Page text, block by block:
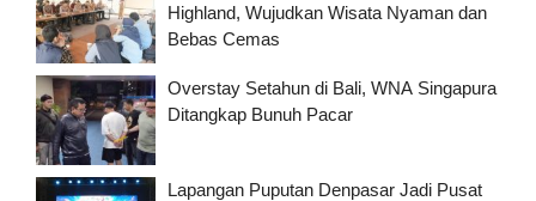
Highland, Wujudkan Wisata Nyaman dan
Bebas Cemas
Overstay Setahun di Bali, WNA Singapura
Ditangkap Bunuh Pacar
Lapangan Puputan Denpasar Jadi Pusat